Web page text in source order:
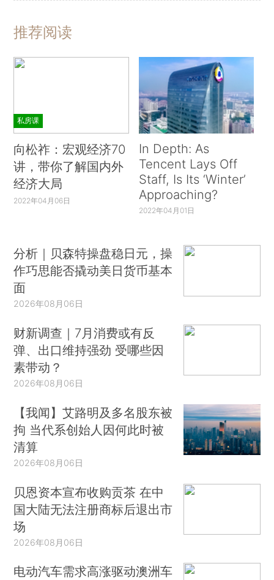
推荐阅读
私房课
向松祚：宏观经济70
讲，带你了解国内外
经济大局
2022年04月06日
In Depth: As
Tencent Lays Off
Staff, Is Its ‘Winter’
Approaching?
2022年04月01日
分析｜贝森特操盘稳日元，操
作巧思能否撬动美日货币基本
面
2026年08月06日
财新调查｜7月消费或有反
弹、出口维持强劲 受哪些因
素带动？
2026年08月06日
【我闻】艾路明及多名股东被
拘 当代系创始人因何此时被
清算
2026年08月06日
贝恩资本宣布收购贡茶 在中
国大陆无法注册商标后退出市
场
2026年08月06日
电动汽车需求高涨驱动澳洲车